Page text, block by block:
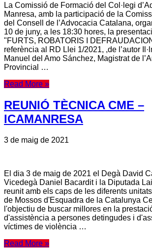
La Comissió de Formació del Col·legi
Manresa, amb la participació de la
del Consell de l’Advocacia Catalana,
10 de juny, a les 18:30 hores, la
"FURTS, ROBATORIS I
referència al RD Llei 1/2021, ,de l’autor
Manuel del Amo Sánchez, Magistrat de
Provincial …
Read More »
REUNIÓ TÈCNICA CME –
ICAMANRESA
3 de maig de 2021
El dia 3 de maig de 2021 el Degà David
Vicedegà Daniel Bacardit i la Diputada
reunit amb els caps de les diferents
de Mossos d'Esquadra de la Catalunya
l'objectiu de buscar millores en la
d'assistència a persones detingudes i
víctimes de violència …
Read More »